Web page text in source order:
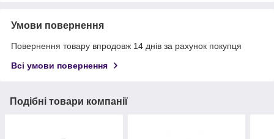
Умови повернення
Повернення товару впродовж 14 днів за рахунок покупця
Всі умови повернення
Подібні товари компанії